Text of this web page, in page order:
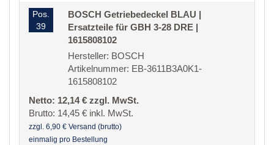
Pos.
39
BOSCH Getriebedeckel BLAU |
Ersatzteile für GBH 3-28 DRE |
1615808102
Hersteller: BOSCH
Artikelnummer: EB-3611B3A0K1-
1615808102
Netto: 12,14 € zzgl. MwSt.
Brutto: 14,45 € inkl. MwSt.
zzgl. 6,90 € Versand (brutto)
einmalig pro Bestellung